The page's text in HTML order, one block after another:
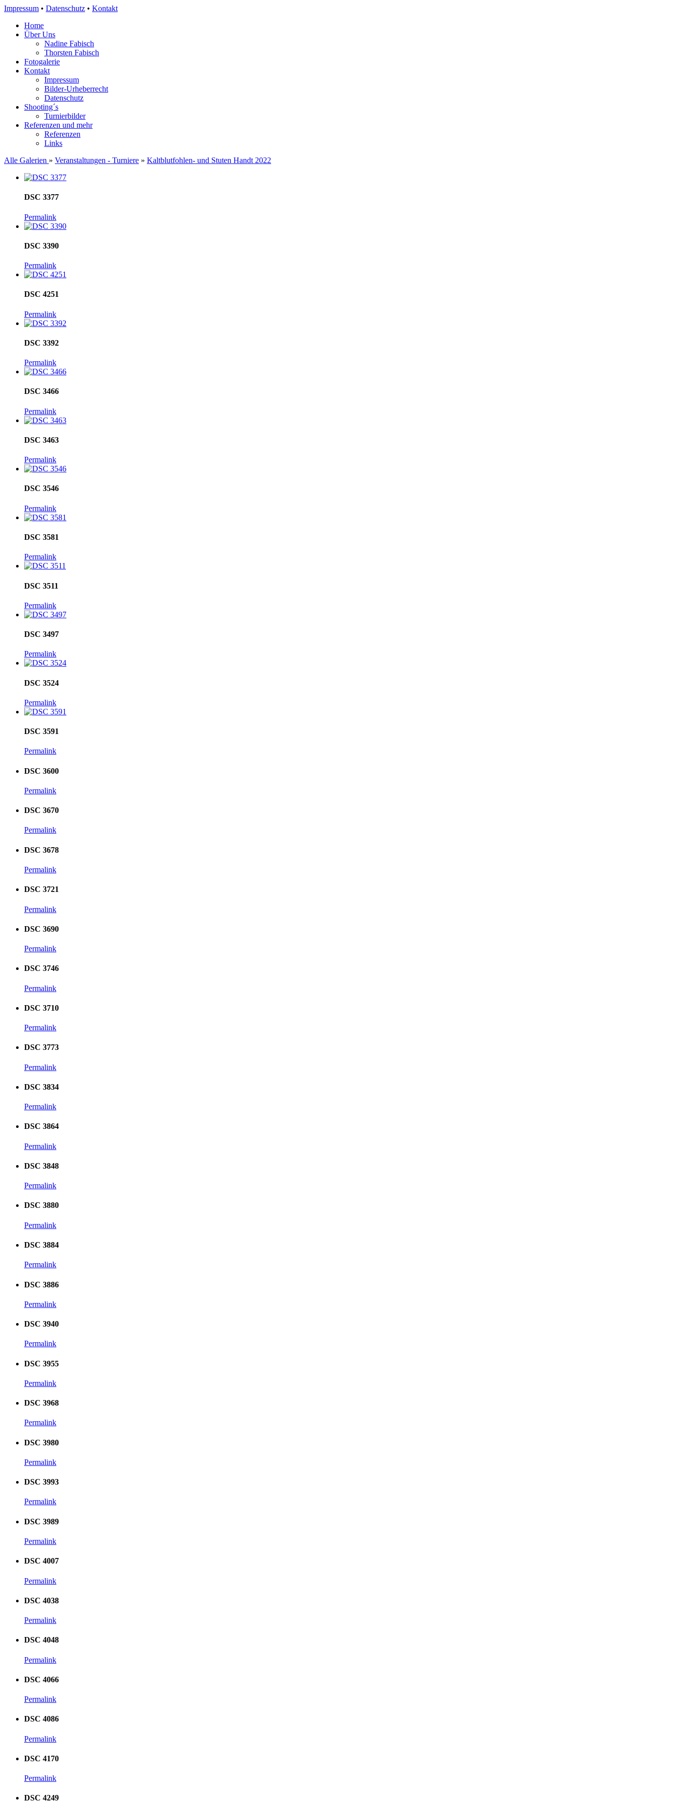
Impressum • Datenschutz • Kontakt
Home
Über Uns
Nadine Fabisch
Thorsten Fabisch
Fotogalerie
Kontakt
Impressum
Bilder-Urheberrecht
Datenschutz
Shooting´s
Turnierbilder
Referenzen und mehr
Referenzen
Links
Alle Galerien » Veranstaltungen - Turniere » Kaltblutfohlen- und Stuten Handt 2022
DSC 3377
Permalink
DSC 3390
Permalink
DSC 4251
Permalink
DSC 3392
Permalink
DSC 3466
Permalink
DSC 3463
Permalink
DSC 3546
Permalink
DSC 3581
Permalink
DSC 3511
Permalink
DSC 3497
Permalink
DSC 3524
Permalink
DSC 3591
Permalink
DSC 3600
Permalink
DSC 3670
Permalink
DSC 3678
Permalink
DSC 3721
Permalink
DSC 3690
Permalink
DSC 3746
Permalink
DSC 3710
Permalink
DSC 3773
Permalink
DSC 3834
Permalink
DSC 3864
Permalink
DSC 3848
Permalink
DSC 3880
Permalink
DSC 3884
Permalink
DSC 3886
Permalink
DSC 3940
Permalink
DSC 3955
Permalink
DSC 3968
Permalink
DSC 3980
Permalink
DSC 3993
Permalink
DSC 3989
Permalink
DSC 4007
Permalink
DSC 4038
Permalink
DSC 4048
Permalink
DSC 4066
Permalink
DSC 4086
Permalink
DSC 4170
Permalink
DSC 4249